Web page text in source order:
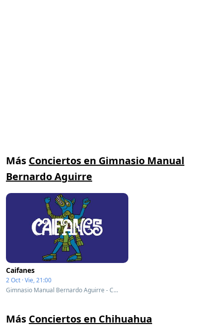
Más Conciertos en Gimnasio Manual
Bernardo Aguirre
Caifanes
2 Oct · Vie, 21:00
Gimnasio Manual Bernardo Aguirre - Chihuahua, Mexico
Más Conciertos en Chihuahua